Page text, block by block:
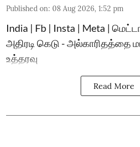
Published on: 08 Aug 2026, 1:52 pm
India | Fb | Insta | Meta |
அதிரடி கெடு - அல்காரிதத்தை
உத்தரவு
Read More